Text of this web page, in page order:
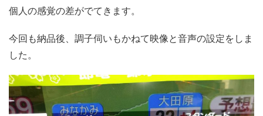
個人の感覚の差がでてきます。
今回も納品後、調子伺いもかねて映像と音声の設定をしま
した。